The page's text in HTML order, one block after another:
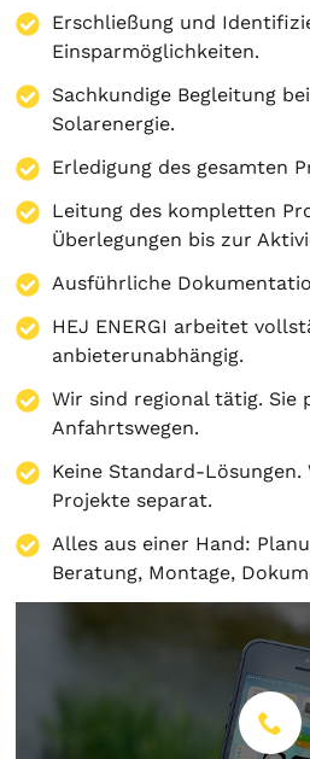
Erschließung und
Einsparmöglichkeiten.
Sachkundige Begleitung
Solarenergie.
Erledigung des gesamten
Leitung des kompletten
Überlegungen bis zur
Ausführliche
HEJ ENERGI arbeitet
anbieterunabhängig.
Wir sind regional tätig.
Anfahrtswegen.
Keine Standard-
Projekte separat.
Alles aus einer Hand:
Beratung, Montage,